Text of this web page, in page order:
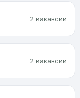
2 вакансии
2 вакансии